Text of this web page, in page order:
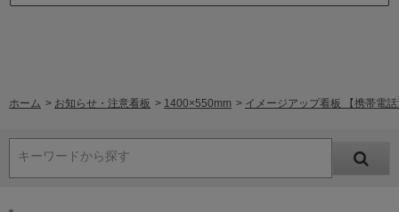
ホーム > お知らせ・注意看板 > 1400×550mm > イメージアップ看板 【携帯電
キーワードから探す